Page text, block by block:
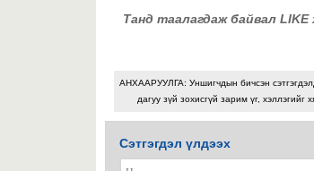
Танд таалагдаж байвал LIKE
АНХААРУУЛГА: Уншигчдын бичсэн
дагуу зүй зохисгүй зарим үг, хэллэгийг
Сэтгэгдэл үлдээх